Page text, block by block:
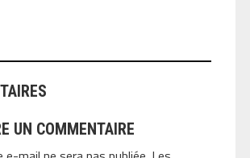
UN COMMENTAIRE